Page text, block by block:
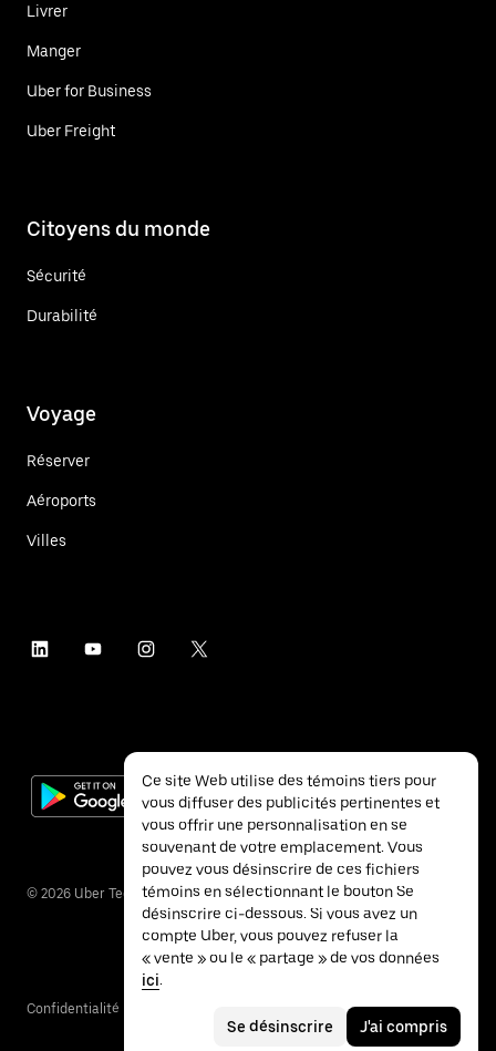
Livrer
Manger
Uber for Business
Uber Freight
Citoyens du monde
Sécurité
Durabilité
Voyage
Réserver
Aéroports
Villes
© 2026 Uber Technologies inc.
Confidentialité
Ce site Web utilise des témoins tiers pour
vous diffuser des publicités pertinentes et
vous offrir une personnalisation en se
souvenant de votre emplacement. Vous
pouvez vous désinscrire de ces fichiers
témoins en sélectionnant le bouton Se
désinscrire ci-dessous. Si vous avez un
compte Uber, vous pouvez refuser la
« vente » ou le « partage » de vos données
ici.
Se désinscrire J'ai compris